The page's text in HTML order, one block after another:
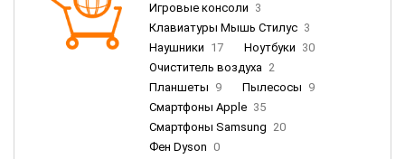
Игровые консоли 3
Клавиатуры Мышь Стилус 3
Наушники 17 Ноутбуки 30
Очиститель воздуха 2
Планшеты 9 Пылесосы 9
Смартфоны Apple 35
Смартфоны Samsung 20
Фен Dyson 0